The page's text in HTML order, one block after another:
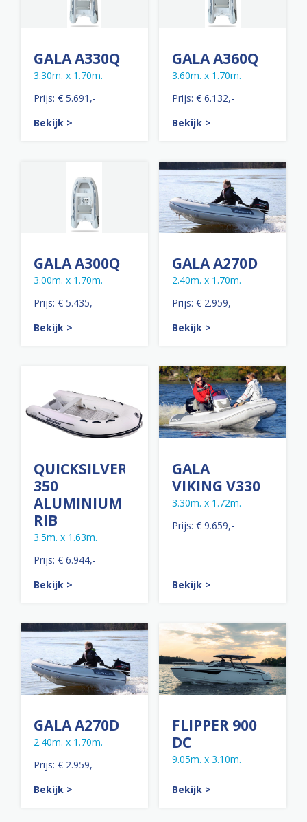
GALA A330Q
3.30m. x 1.70m.
Prijs: € 5.691,-
Bekijk >
GALA A360Q
3.60m. x 1.70m.
Prijs: € 6.132,-
Bekijk >
GALA A300Q
3.00m. x 1.70m.
Prijs: € 5.435,-
Bekijk >
GALA A270D
2.40m. x 1.70m.
Prijs: € 2.959,-
Bekijk >
QUICKSILVER
350
ALUMINIUM
RIB
3.5m. x 1.63m.
Prijs: € 6.944,-
Bekijk >
GALA
VIKING V330
3.30m. x 1.72m.
Prijs: € 9.659,-
Bekijk >
GALA A270D
2.40m. x 1.70m.
Prijs: € 2.959,-
Bekijk >
FLIPPER 900
DC
9.05m. x 3.10m.
Bekijk >